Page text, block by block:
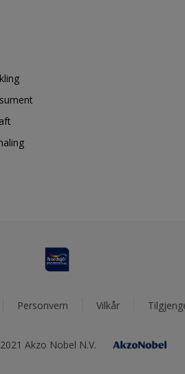
Personvern Vilkår
Akzo Nobel N.V.